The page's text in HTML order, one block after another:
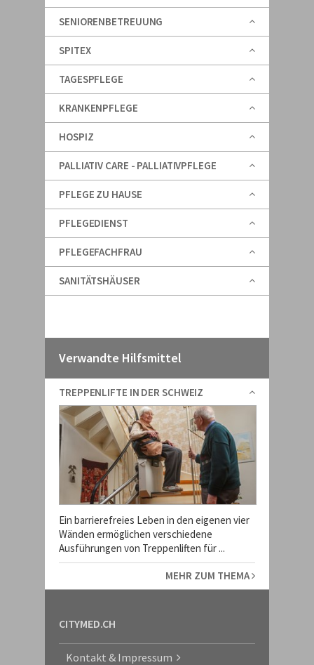
SENIORENBETREUUNG
SPITEX
TAGESPFLEGE
KRANKENPFLEGE
HOSPIZ
PALLIATIV CARE - PALLIATIVPFLEGE
PFLEGE ZU HAUSE
PFLEGEDIENST
PFLEGEFACHFRAU
SANITÄTSHÄUSER
Verwandte Hilfsmittel
TREPPENLIFTE IN DER SCHWEIZ
Ein barrierefreies Leben in den eigenen vier
Wänden ermöglichen verschiedene
Ausführungen von Treppenliften für ...
MEHR ZUM THEMA
CITYMED.CH
Kontakt & Impressum